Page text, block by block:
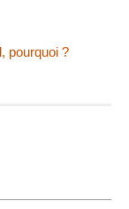
pourquoi ?